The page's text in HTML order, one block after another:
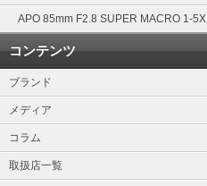
APO 85mm F2.8 SUPER MACRO 1-5X
コンテンツ
ブランド
メディア
コラム
取扱店一覧